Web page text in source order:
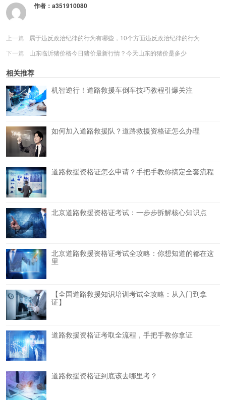
作者： a351910080
上一篇
属于违反政治纪律的行为有哪些，10个方面违反政治纪律的行为
下一篇
山东临沂猪价格今日猪价最新行情？今天山东的猪价是多少
相关推荐
机智逆行！道路救援车倒车技巧教程引爆关注
如何加入道路救援队？道路救援资格证怎么办理
道路救援资格证怎么申请？手把手教你搞定全套流程
北京道路救援资格证考试：一步步拆解核心知识点
北京道路救援资格证考试全攻略：你想知道的都在这
里
【全国道路救援知识培训考试全攻略：从入门到拿
证】
道路救援资格证考取全流程，手把手教你拿证
道路救援资格证到底该去哪里考？